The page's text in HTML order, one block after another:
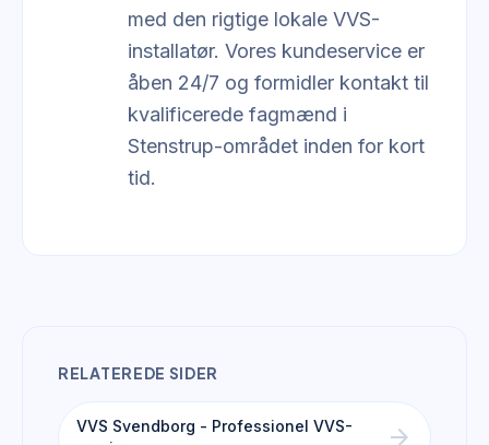
med den rigtige lokale VVS-
installatør. Vores kundeservice er
åben 24/7 og formidler kontakt til
kvalificerede fagmænd i
Stenstrup-området inden for kort
tid.
RELATEREDE SIDER
VVS Svendborg - Professionel VVS-
arrow_forward